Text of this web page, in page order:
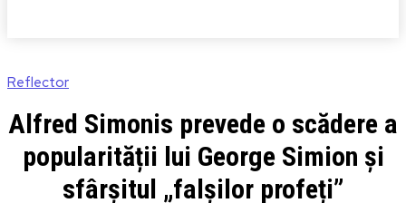
Reflector
Alfred Simonis prevede o scădere a
popularității lui George Simion și
sfârșitul „falșilor profeți”